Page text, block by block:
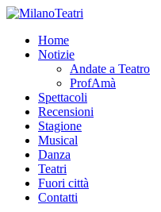
Home
Notizie
Andate a Teatro
ProfAmà
Spettacoli
Recensioni
Stagione
Musical
Danza
Teatri
Fuori città
Contatti